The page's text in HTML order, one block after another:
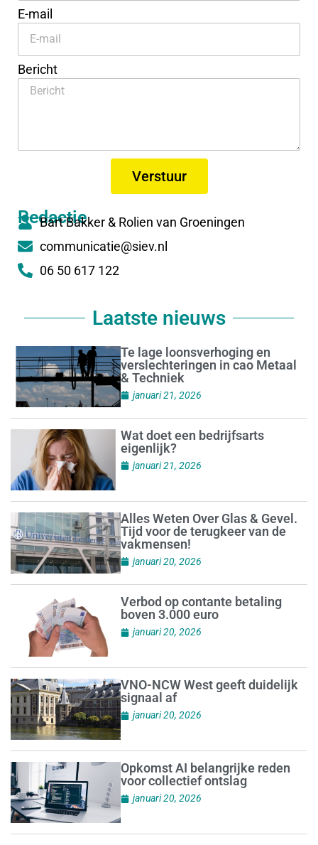
E-mail
Bericht
Verstuur
Redactie
Bart Bakker & Rolien van Groeningen
communicatie@siev.nl
06 50 617 122
Laatste nieuws
Te lage loonsverhoging en
verslechteringen in cao Metaal
& Techniek
januari 21, 2026
Wat doet een bedrijfsarts
eigenlijk?
januari 21, 2026
Alles Weten Over Glas & Gevel.
Tijd voor de terugkeer van de
vakmensen!
januari 20, 2026
Verbod op contante betaling
boven 3.000 euro
januari 20, 2026
VNO-NCW West geeft duidelijk
signaal af
januari 20, 2026
Opkomst AI belangrijke reden
voor collectief ontslag
januari 20, 2026